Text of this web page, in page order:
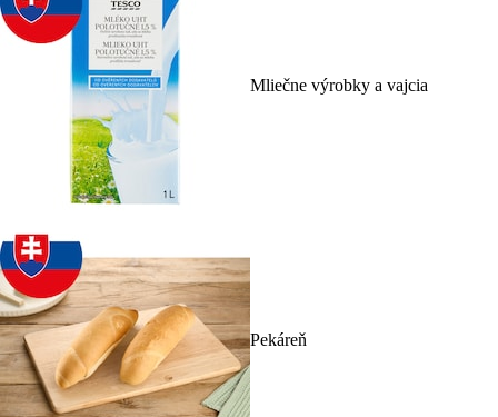
Mliečne výrobky a vajcia
Pekáreň